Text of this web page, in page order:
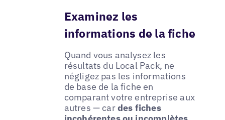
Examinez les
informations de la fiche
Quand vous analysez les
résultats du Local Pack, ne
négligez pas les informations
de base de la fiche en
comparant votre entreprise aux
autres — cardes fiches